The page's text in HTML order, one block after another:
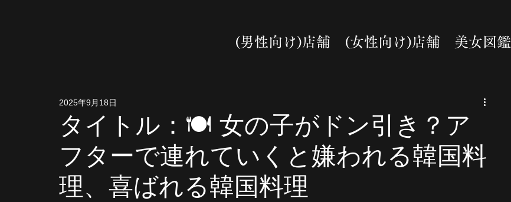
(男性向け)店舗 (女性向け)店舗 美女図鑑
タイトル：🍽️ 女の子がドン引き？ア
フターで連れていくと嫌われる韓国料
理、喜ばれる韓国料理
2025年9月18日